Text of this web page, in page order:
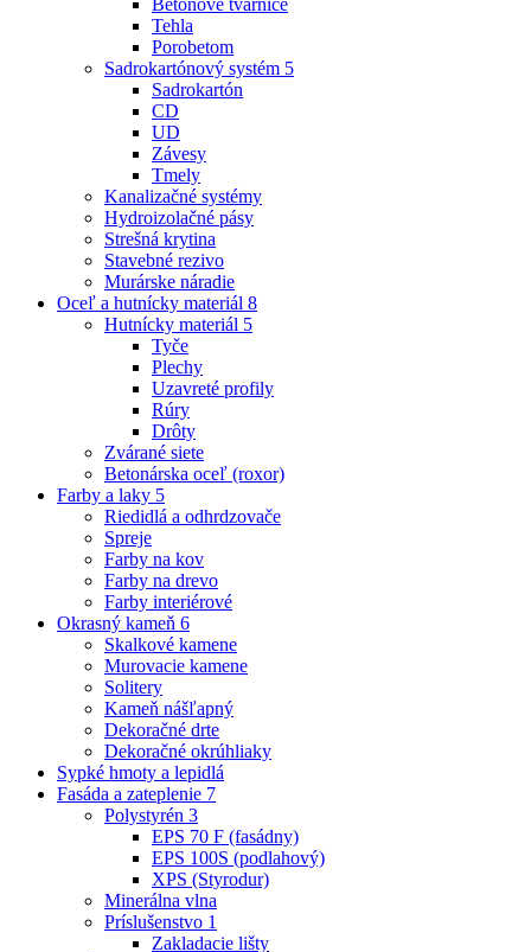
Betónové tvárnice
Tehla
Porobetom
Sadrokartónový systém 5
Sadrokartón
CD
UD
Závesy
Tmely
Kanalizačné systémy
Hydroizolačné pásy
Strešná krytina
Stavebné rezivo
Murárske náradie
Oceľ a hutnícky materiál 8
Hutnícky materiál 5
Tyče
Plechy
Uzavreté profily
Rúry
Drôty
Zvárané siete
Betonárska oceľ (roxor)
Farby a laky 5
Riedidlá a odhrdzovače
Spreje
Farby na kov
Farby na drevo
Farby interiérové
Okrasný kameň 6
Skalkové kamene
Murovacie kamene
Solitery
Kameň nášľapný
Dekoračné drte
Dekoračné okrúhliaky
Sypké hmoty a lepidlá
Fasáda a zateplenie 7
Polystyrén 3
EPS 70 F (fasádny)
EPS 100S (podlahový)
XPS (Styrodur)
Minerálna vlna
Príslušenstvo 1
Zakladacie lišty